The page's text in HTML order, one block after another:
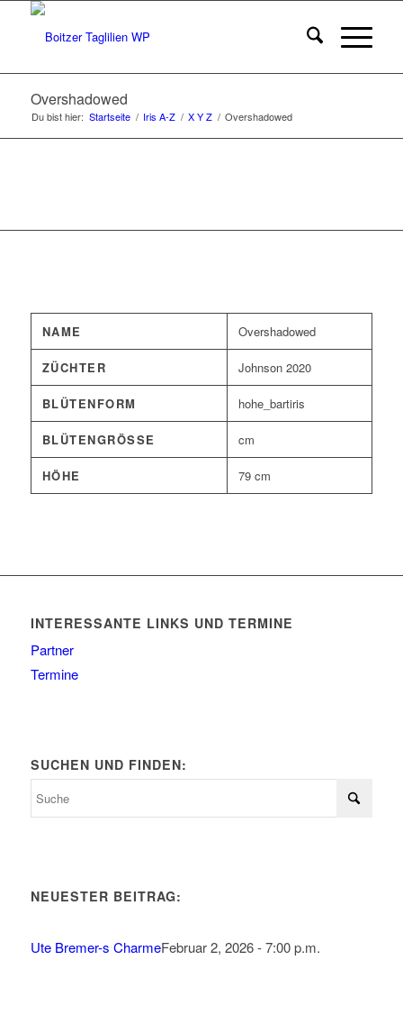
Overshadowed
Du bist hier: Startseite / Iris A-Z / X Y Z / Overshadowed
NAME Overshadowed
ZÜCHTER Johnson 2020
BLÜTENFORM hohe_bartiris
BLÜTENGRÖSSE cm
HÖHE 79 cm
INTERESSANTE LINKS UND TERMINE
Partner
Termine
SUCHEN UND FINDEN:
NEUESTER BEITRAG:
Ute Bremer-s CharmeFebruar 2, 2026 - 7:00 p.m.